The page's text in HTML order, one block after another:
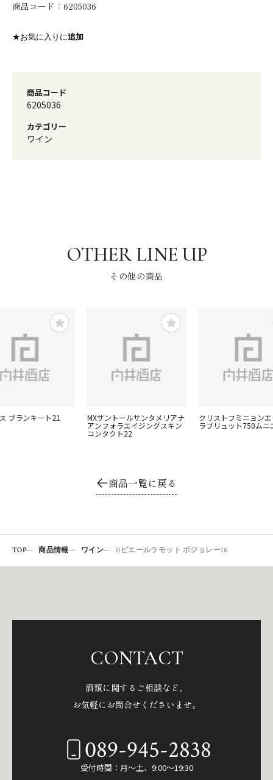
商品コード： 6205036
★お気に入りに追加
商品コード
6205036
カテゴリー
ワイン
その他の商品
ブランキート21 MXサントールサンタメリアナ
アンフォラエイジングスキン
コンタクト22
クリストフミニョン
ラブリュット750ムニ
商品一覧に戻る
TOP 商品情報 ワイン I)ピエールラモット ボジョレー18
CONTACT
酒類に関するご相談など、
お気軽にお問合せくださいませ。
089-945-2838
受付時間：月～土、9:00～19:30